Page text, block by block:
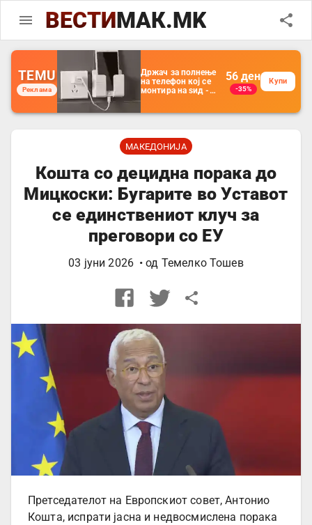
ВЕСТИМАК.MK
TEMU
Реклама
Држач за полнење
на телефон кој се
монтира на ѕид -
организатор за
далечински
управувач
56 ден
-35%
Купи
МАКЕДОНИЈА
Кошта со децидна порака до
Мицкоски: Бугарите во Уставот
се единствениот клуч за
преговори со ЕУ
03 јуни 2026 • од Темелко Тошев
Претседателот на Европскиот совет, Антонио
Кошта, испрати јасна и недвосмислена порака